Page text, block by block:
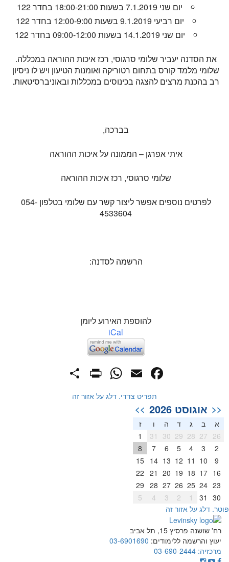
יום שני 7.1.2019 בשעות 18:00-21:00 בחדר 122
יום רביעי 9.1.2019 בשעות 12:00-9:00 בחדר 122
יום שני 14.1.2019 בשעות 09:00-12:00 בחדר 122
את הסדנה יעביר שלומי סרגוסי, רכז איכות ההוראה במכללה.
שלומי מלמד קורס בתחום רטוריקה ואומנות הטיעון ויש לו ניסיון
רב בהכנת מרצים להצגה בכינוסים במכללות ובאוניברסיטאות.
בברכה,
איתי אפרגן – הממונה על איכות ההוראה
שלומי סרגוסי, רכז איכות ההוראה
לפרטים נוספים אפשר ליצור קשר עם שלומי בטלפון 054-
4533604
הרשמה לסדנה:
להוספת האירוע ליומן
iCal
Facebook
Email
WhatsApp
תפריט צדדי. דלג על אזור זה
<< אוגוסט 2026 >>
א ב ג ד ה
ז
26
27
28
29
30
31
2
3
4
5
6
7
8
9
10
11
12
13
14
15
16
17
18
19
20
21
22
23
24
25
26
27
28
29
30
31
2
3
4
5
דלג על אזור זה
רח' שושנה פרסיץ 15, תל אביב
יעוץ והרשמה ללימודים: 03-6901690
מרכזיה: 03-690-2444